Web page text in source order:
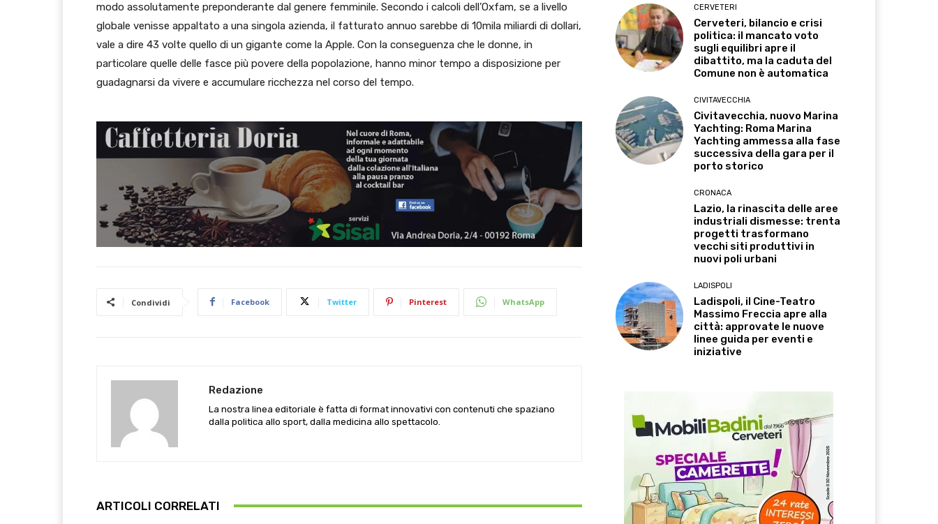
modo assolutamente preponderante dal genere femminile. Secondo i calcoli dell’Oxfam, se a livello
globale venisse appaltato a una singola azienda, il fatturato annuo sarebbe di 10mila miliardi di dollari,
vale a dire 43 volte quello di un gigante come la Apple. Con la conseguenza che le donne, in
particolare quelle delle fasce più povere della popolazione, hanno minor tempo a disposizione per
guadagnarsi da vivere e accumulare ricchezza nel corso del tempo.
Condividi Facebook Twitter Pinterest WhatsApp
Redazione
La nostra linea editoriale è fatta di format innovativi con contenuti che spaziano
dalla politica allo sport, dalla medicina allo spettacolo.
ARTICOLI CORRELATI
CERVETERI
Cerveteri, bilancio e crisi
politica: il mancato voto
sugli equilibri apre il
dibattito, ma la caduta del
Comune non è automatica
CIVITAVECCHIA
Civitavecchia, nuovo Marina
Yachting: Roma Marina
Yachting ammessa alla fase
successiva della gara per il
porto storico
CRONACA
Lazio, la rinascita delle aree
industriali dismesse: trenta
progetti trasformano
vecchi siti produttivi in
nuovi poli urbani
LADISPOLI
Ladispoli, il Cine-Teatro
Massimo Freccia apre alla
città: approvate le nuove
linee guida per eventi e
iniziative